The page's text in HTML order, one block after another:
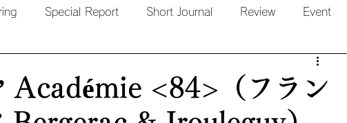
Special Report Short Journal Review Event
Académie <84>（フラン